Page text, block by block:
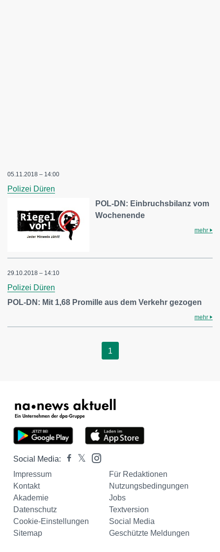
05.11.2018 – 14:00
Polizei Düren
POL-DN: Einbruchsbilanz vom
Wochenende
mehr
29.10.2018 – 14:10
Polizei Düren
POL-DN: Mit 1,68 Promille aus dem Verkehr gezogen
mehr
1
Social Media:
Impressum
Für Redaktionen
Kontakt
Nutzungsbedingungen
Akademie
Jobs
Datenschutz
Textversion
Cookie-Einstellungen
Social Media
Sitemap
Geschützte Meldungen